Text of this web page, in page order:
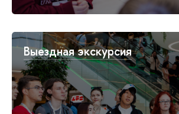
Выездная экскурсия